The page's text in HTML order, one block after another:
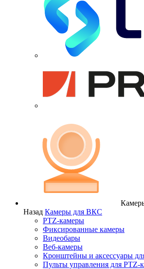
Назад Камеры для ВКС
PTZ-камеры
Фиксированные камеры
Видеобары
Веб-камеры
Кронштейны и аксессуары
Пульты управления для PTZ-